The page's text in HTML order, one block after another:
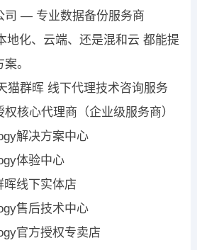
司 — 专业数据备份服务商
地化、云端、还是混和云 都能提
。
猫群晖 线下代理技术咨询服务
核心代理商（企业级服务商）
解决方案中心
体验中心
晖线下实体店
售后技术中心
官方授权专卖店